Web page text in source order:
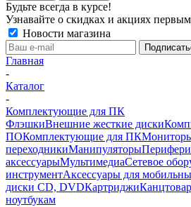
Будьте всегда в курсе!
Узнавайте о скидках и акциях первым
Новости магазина
Главная
-
Каталог
-
Комплектующие для ПК
ФлэшкиВнешние жесткие диски
ПОКомплектующие для ПК
переходникиМанипуляторы
аксессуарыМультимедиаСетевое
инструментАксессуары для
диски CD, DVDКартриджи
ноутбукам